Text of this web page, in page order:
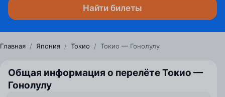
Найти билеты
Главная / Япония / Токио / Токио — Гонолулу
Общая информация о перелёте Токио —
Гонолулу